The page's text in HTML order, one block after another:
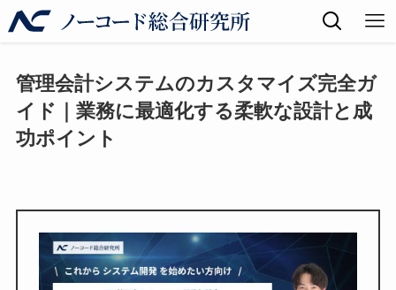
管理会計システムのカスタマイズ完全ガ
イド｜業務に最適化する柔軟な設計と成
功ポイント